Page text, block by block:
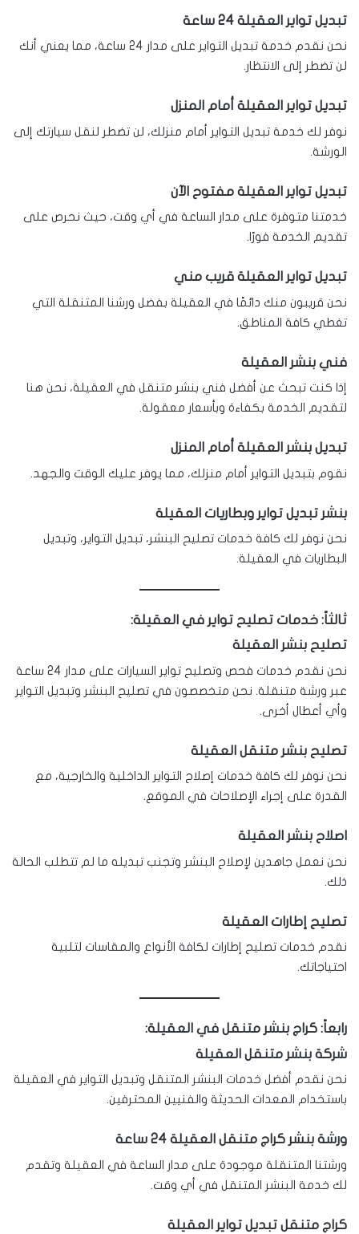
تبديل تواير العقيلة 24 ساعة
نحن نقدم خدمة تبديل التواير على مدار 24 ساعة، مما يعني أنك
لن تضطر إلى الانتظار.
تبديل تواير العقيلة أمام المنزل
نوفر لك خدمة تبديل التواير أمام منزلك، لن تضطر لنقل سيارتك إلى
الورشة.
تبديل تواير العقيلة مفتوح الآن
خدمتنا متوفرة على مدار الساعة في أي وقت، حيث نحرص على
تقديم الخدمة فورًا.
تبديل تواير العقيلة قريب مني
نحن قريبون منك دائمًا في العقيلة بفضل ورشنا المتنقلة التي
تغطي كافة المناطق.
فني بنشر العقيلة
إذا كنت تبحث عن أفضل فني بنشر متنقل في العقيلة، نحن هنا
لتقديم الخدمة بكفاءة وبأسعار معقولة.
تبديل بنشر العقيلة أمام المنزل
نقوم بتبديل التواير أمام منزلك، مما يوفر عليك الوقت والجهد.
بنشر تبديل تواير وبطاريات العقيلة
نحن نوفر لك كافة خدمات تصليح البنشر، تبديل التواير، وتبديل
البطاريات في العقيلة.
ثالثاً: خدمات تصليح تواير في العقيلة:
تصليح بنشر العقيلة
نحن نقدم خدمات فحص وتصليح تواير السيارات على مدار 24 ساعة
عبر ورشة متنقلة. نحن متخصصون في تصليح البنشر وتبديل التواير
وأي أعطال أخرى.
تصليح بنشر متنقل العقيلة
نحن نوفر لك كافة خدمات إصلاح التواير الداخلية والخارجية، مع
القدرة على إجراء الإصلاحات في الموقع.
اصلاح بنشر العقيلة
نحن نعمل جاهدين لإصلاح البنشر وتجنب تبديله ما لم تتطلب الحالة
ذلك.
تصليح إطارات العقيلة
نقدم خدمات تصليح إطارات لكافة الأنواع والمقاسات لتلبية
احتياجاتك.
رابعاً: كراج بنشر متنقل في العقيلة:
شركة بنشر متنقل العقيلة
نحن نقدم أفضل خدمات البنشر المتنقل وتبديل التواير في العقيلة
باستخدام المعدات الحديثة والفنيين المحترفين.
ورشة بنشر كراج متنقل العقيلة 24 ساعة
ورشتنا المتنقلة موجودة على مدار الساعة في العقيلة وتقدم
لك خدمة البنشر المتنقل في أي وقت.
كراج متنقل تبديل تواير العقيلة